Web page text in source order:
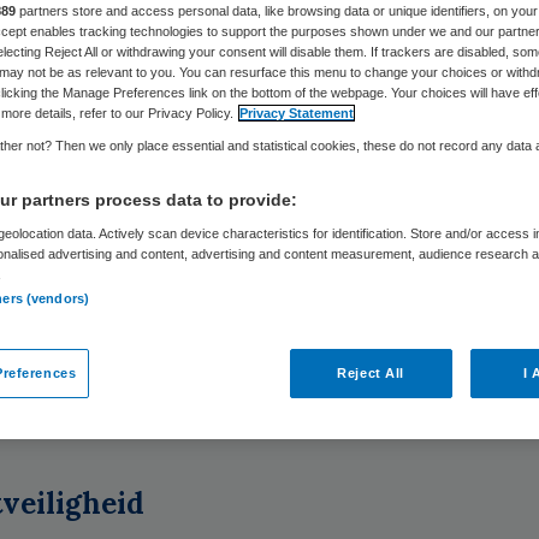
Skipr Redactie 4 maart 2013,10:30 38 keer gelezen
voor de Gezondheidszorg (IGZ) heeft het
het VU medisch centrum met ingang van 4
stond sinds vorig jaar zomer onder
de Inspectie voor de Gezondheidszorg (IGZ).
care en andere afdelingen, die ontaardden in
Mogelijk is daardoor zelfs een patiënt op de
partners store and access personal data, like browsing data or unique identifiers, on your
enables tracking technologies to support the purposes shown under we and our
Reject All or withdrawing your consent will disable them. If trackers are disabled,
not be as relevant to you. You can resurface this menu to change your choices or
the Manage Preferences link on the bottom of the webpage. Your choices will have
details, refer to our Privacy Policy. Privacy Statement
not? Then we only place essential and statistical cookies, these do not record any data
partners process data to provide:
data. Actively scan device characteristics for identification. Store and/or access
advertising and content, advertising and content measurement, audience research
(vendors)
Reject All I